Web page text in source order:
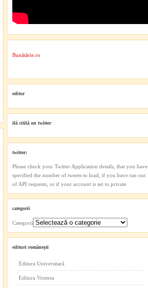
Bunătărie.ro
editor
ilă citilă on twitter
twitter:
Please check your Twitter Application details, that you have
specified the number of tweets to load, if you have ran out
of API requests, or if your account is set to private
categorii
Categorii
edituri româneşti
Editura Universitară
Editura Vremea